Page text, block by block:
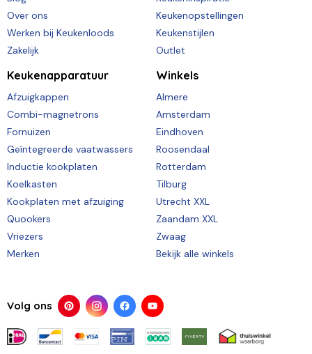
Over ons
Werken bij Keukenloods
Zakelijk
Keukenopstellingen
Keukenstijlen
Outlet
Keukenapparatuur
Afzuigkappen
Combi-magnetrons
Fornuizen
Geïntegreerde vaatwassers
Inductie kookplaten
Koelkasten
Kookplaten met afzuiging
Quookers
Vriezers
Merken
Winkels
Almere
Amsterdam
Eindhoven
Roosendaal
Rotterdam
Tilburg
Utrecht XXL
Zaandam XXL
Zwaag
Bekijk alle winkels
Volg ons